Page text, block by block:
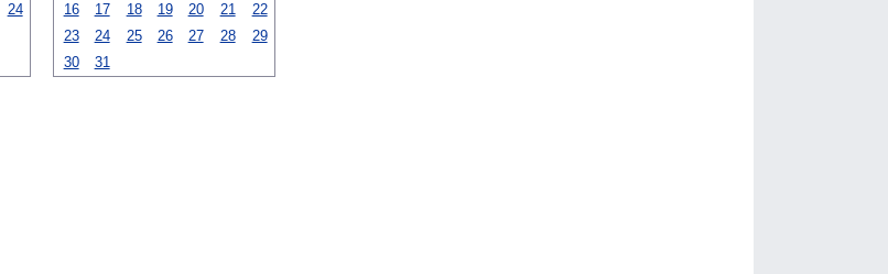
24
16
17 18 19 20 21
22
23
24 25 26 27 28
29
30
31